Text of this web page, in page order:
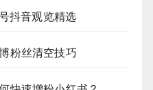
抖音观览精选
粉丝清空技巧